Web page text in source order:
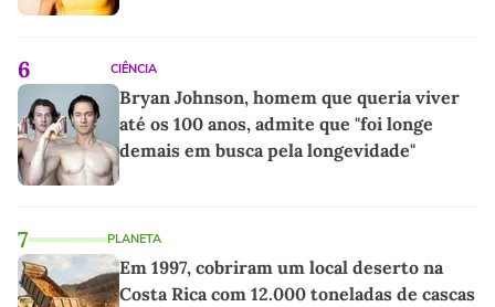
6 CIÊNCIA
Bryan Johnson, homem que queria viver
até os 100 anos, admite que "foi longe
demais em busca pela longevidade"
7 PLANETA
Em 1997, cobriram um local deserto na
Costa Rica com 12.000 toneladas de cascas